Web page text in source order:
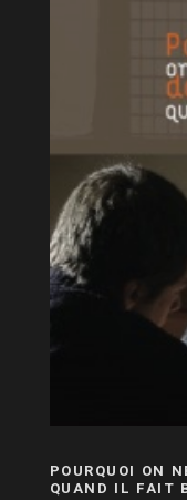
POURQUOI ON
QUAND IL FAIT